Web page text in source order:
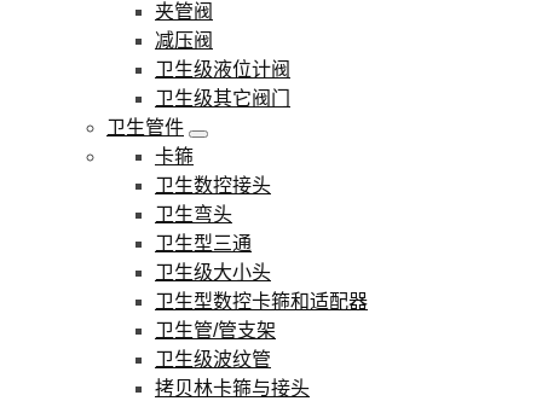
夹管阀
减压阀
卫生级液位计阀
卫生级其它阀门
卫生管件
卡箍
卫生数控接头
卫生弯头
卫生型三通
卫生级大小头
卫生型数控卡箍和适配器
卫生管/管支架
卫生级波纹管
拷贝林卡箍与接头